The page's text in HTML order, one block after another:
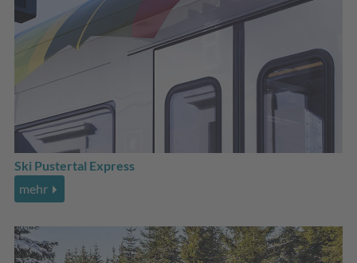
Ski Pustertal Express
mehr